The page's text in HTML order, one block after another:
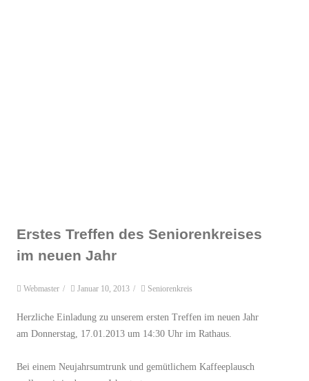
Erstes Treffen des Seniorenkreises
im neuen Jahr
Webmaster / Januar 10, 2013 / Seniorenkreis
Herzliche Einladung zu unserem ersten Treffen im neuen Jahr
am Donnerstag, 17.01.2013 um 14:30 Uhr im Rathaus.
Bei einem Neujahrsumtrunk und gemütlichem Kaffeeplausch